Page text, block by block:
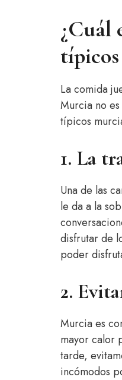
¿Cuál
La comida
Murcia no
típicos
1. La
Una de las
le da a la
disfrutar de
poder
2.
Murcia es
mayor calor
tarde,
incómodos